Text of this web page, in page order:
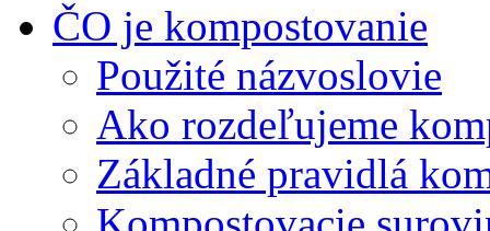
ČO je kompostovanie
Použité názvoslovie
Ako rozdeľujeme
Základné pravidlá